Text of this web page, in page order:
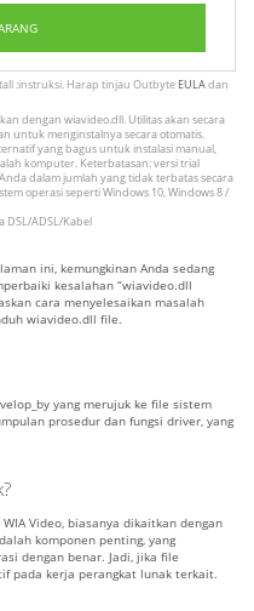
:instruksi. Harap tinjau Outbyte EULAdan
dengan wiavideo.dll. Utilitas akan secara
untuk menginstalnya secara otomatis.
yang bagus untuk instalasi manual,
komputer. Keterbatasan: versi trial
dalam jumlah yang tidak terbatas secara
operasi seperti Windows 10, Windows 8 /
DSL/ADSL/Kabel
ini, kemungkinan Anda sedang
kesalahan “wiavideo.dll
cara menyelesaikan masalah
wiavideo.dll file.
yang merujuk ke file sistem
prosedur dan fungsi driver, yang
Video, biasanya dikaitkan dengan
komponen penting, yang
dengan benar. Jadi, jika file
pada kerja perangkat lunak terkait.